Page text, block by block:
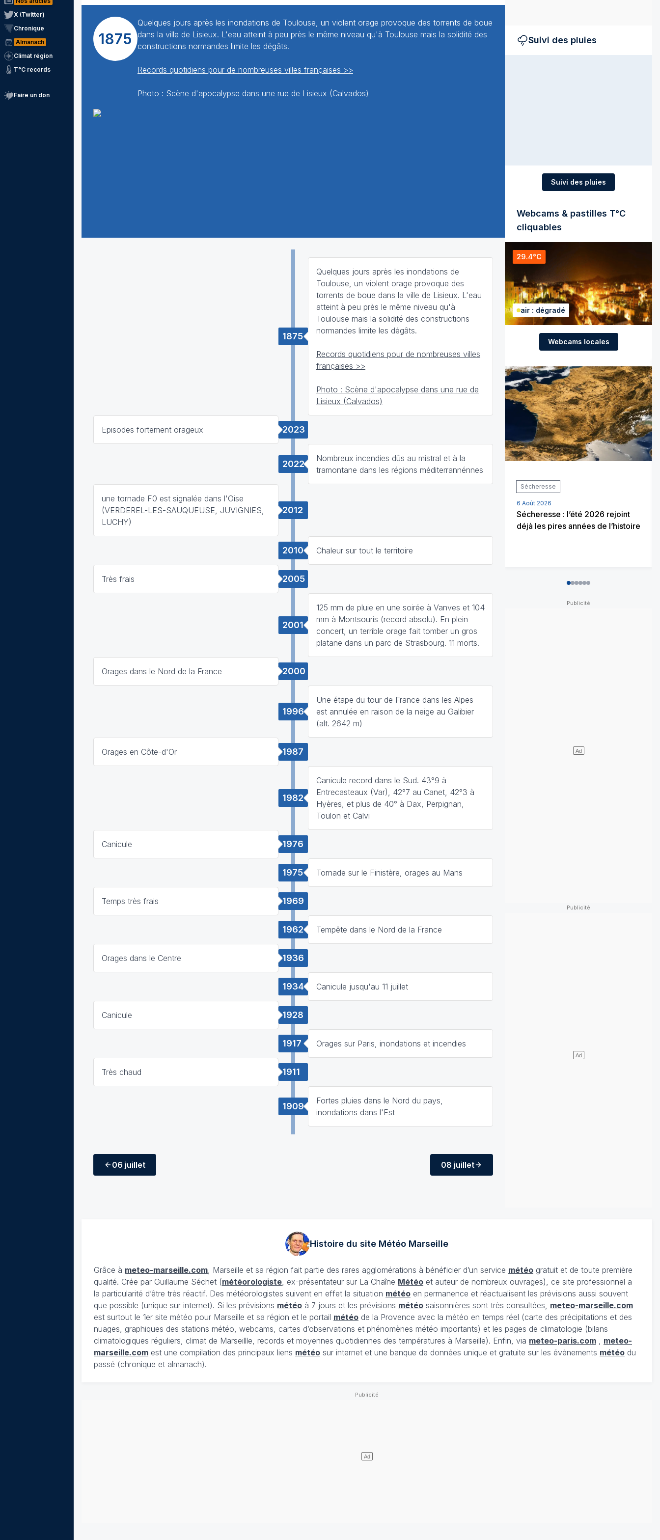
X (Twitter)
Chronique
Almanach
Climat région
T°C records
Faire un don
1875
Quelques jours après les inondations de Toulouse, un violent orage provoque des torrents de boue
dans la ville de Lisieux. L'eau atteint à peu près le même niveau qu'à Toulouse mais la solidité des
constructions normandes limite les dégâts.
Records quotidiens pour de nombreuses villes françaises >>
Photo : Scène d'apocalypse dans une rue de Lisieux (Calvados)
1875
Quelques jours après les inondations de
Toulouse, un violent orage provoque des
torrents de boue dans la ville de Lisieux. L'eau
atteint à peu près le même niveau qu'à
Toulouse mais la solidité des constructions
normandes limite les dégâts.
Records quotidiens pour de nombreuses villes
françaises >>
Photo : Scène d'apocalypse dans une rue de
Lisieux (Calvados)
2023
Episodes fortement orageux
2022
Nombreux incendies dûs au mistral et à la
tramontane dans les régions méditerrannénnes
2012
une tornade F0 est signalée dans l'Oise
(VERDEREL-LES-SAUQUEUSE, JUVIGNIES,
LUCHY)
2010 Chaleur sur tout le territoire
2005
Très frais
2001
125 mm de pluie en une soirée à Vanves et 104
mm à Montsouris (record absolu). En plein
concert, un terrible orage fait tomber un gros
platane dans un parc de Strasbourg. 11 morts.
2000
Orages dans le Nord de la France
1996
Une étape du tour de France dans les Alpes
est annulée en raison de la neige au Galibier
(alt. 2642 m)
1987
Orages en Côte-d'Or
1982
Canicule record dans le Sud. 43°9 à
Entrecasteaux (Var), 42°7 au Canet, 42°3 à
Hyères, et plus de 40° à Dax, Perpignan,
Toulon et Calvi
1976
Canicule
1975 Tornade sur le Finistère, orages au Mans
1969
Temps très frais
1962 Tempête dans le Nord de la France
1936
Orages dans le Centre
1934 Canicule jusqu'au 11 juillet
1928
Canicule
1917 Orages sur Paris, inondations et incendies
1911
Très chaud
1909
Fortes pluies dans le Nord du pays,
inondations dans l'Est
06 juillet 08 juillet
Suivi des pluies
Suivi des pluies
Webcams & pastilles T°C
cliquables
29.4°C
air : dégradé
Webcams locales
Sécheresse
6 Août 2026
Sécheresse : l’été 2026 rejoint
déjà les pires années de l’histoire
012345
Histoire du site Météo Marseille
Grâce à meteo-marseille.com , Marseille et sa région fait partie des rares agglomérations à bénéficier d’un service météo gratuit et de toute première
qualité. Crée par Guillaume Séchet (météorologiste , ex-présentateur sur La Chaîne Météo et auteur de nombreux ouvrages), ce site professionnel a
la particularité d’être très réactif. Des météorologistes suivent en effet la situation météo en permanence et réactualisent les prévisions aussi souvent
que possible (unique sur internet). Si les prévisions météo à 7 jours et les prévisions météo saisonnières sont très consultées, meteo-marseille.com
est surtout le 1er site météo pour Marseille et sa région et le portail météo de la Provence avec la météo en temps réel (carte des précipitations et des
nuages, graphiques des stations météo, webcams, cartes d’observations et phénomènes météo importants) et les pages de climatologie (bilans
climatologiques réguliers, climat de Marseillle, records et moyennes quotidiennes des températures à Marseille). Enfin, via meteo-paris.com
meteo-
marseille.com est une compilation des principaux liens météo sur internet et une banque de données unique et gratuite sur les évènements météo du
passé (chronique et almanach).